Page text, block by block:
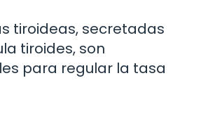
tiroideas, secretadas
tiroides, son
para regular la tasa